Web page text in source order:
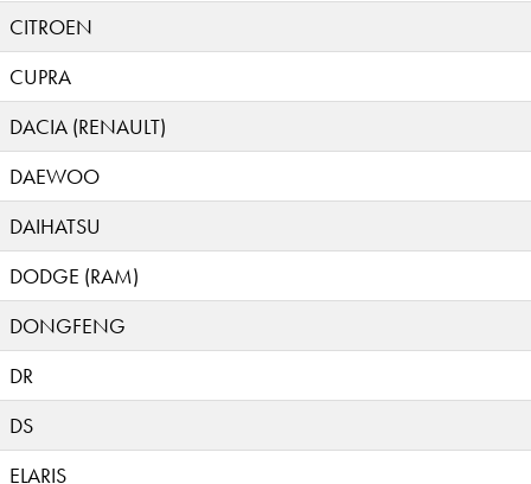
CITROEN
CUPRA
DACIA (RENAULT)
DAEWOO
DAIHATSU
DODGE (RAM)
DONGFENG
DR
DS
ELARIS